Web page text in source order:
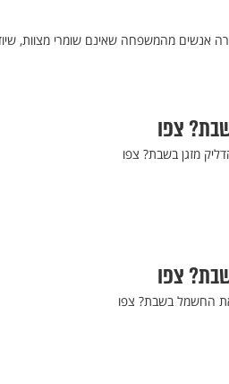
אנשים מהמשפחה שאינם שומרי מצוות,
צפו
מזגן בשבת? צפו
צפו
את החשמל בשבת? צפו